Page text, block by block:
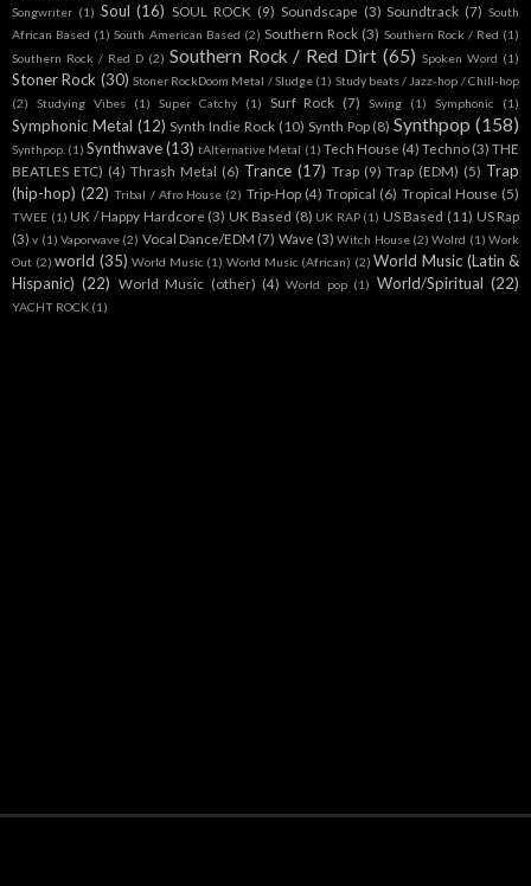
Songwriter (1) Soul (16) SOUL ROCK (9) Soundscape (3) Soundtrack (7) South
African Based (1) South American Based (2) Southern Rock (3) Southern Rock / Red (1)
Southern Rock / Red D (2) Southern Rock / Red Dirt (65) Spoken Word (1)
Stoner Rock (30) Stoner RockDoom Metal / Sludge (1) Study beats / Jazz-hop / Chill-hop
(2)
Studying Vibes (1) Super Catchy (1) Surf Rock (7) Swing (1) Symphonic (1)
Symphonic Metal (12) Synth Indie Rock (10) Synth Pop (8) Synthpop (158)
Synthpop. (1) Synthwave (13) tAlternative Metal (1) Tech House (4) Techno (3) THE
BEATLES ETC) (4) Thrash Metal (6) Trance (17) Trap (9) Trap (EDM) (5) Trap
(hip-hop) (22) Tribal / Afro House (2) Trip-Hop (4) Tropical (6) Tropical House (5)
TWEE (1) UK / Happy Hardcore (3) UK Based (8) UK RAP (1) US Based (11) US Rap
(3) v (1) Vaporwave (2) Vocal Dance/EDM (7) Wave (3) Witch House (2) Wolrd (1) Work
Out (2) world (35) World Music (1) World Music (African) (2) World Music (Latin &
Hispanic) (22) World Music (other) (4) World pop (1) World/Spiritual (22)
YACHT ROCK (1)